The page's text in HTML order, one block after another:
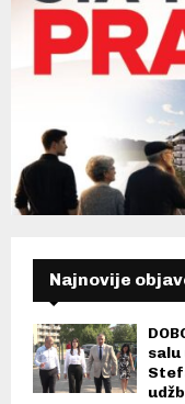
Najnovije
salu